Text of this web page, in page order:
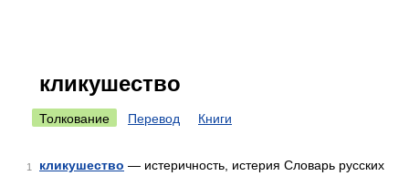
кликушество
Толкование Перевод Книги
1 кликушество — истеричность, истерия Словарь русских